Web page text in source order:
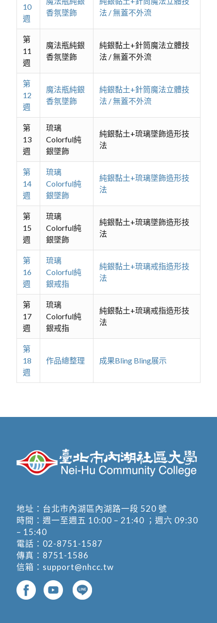
10
週
香氛墜飾
法 / 無蓋不外流
第
11
週
魔法瓶純銀
香氛墜飾
純銀黏土+針筒魔法立體技
法 / 無蓋不外流
第
12
週
魔法瓶純銀
香氛墜飾
純銀黏土+針筒魔法立體技
法 / 無蓋不外流
第
13
週
琉璃
Colorful純
銀墜飾
純銀黏土+琉璃墜飾造形技
法
第
14
週
琉璃
Colorful純
銀墜飾
純銀黏土+琉璃墜飾造形技
法
第
15
週
琉璃
Colorful純
銀墜飾
純銀黏土+琉璃墜飾造形技
法
第
16
週
琉璃
Colorful純
銀戒指
純銀黏土+琉璃戒指造形技
法
第
17
週
琉璃
Colorful純
銀戒指
純銀黏土+琉璃戒指造形技
法
第
18
週
作品總整理 成果Bling Bling展示
地址： 台北市內湖區內湖路一段 520 號
時間：週一至週五 10:00 – 21:40 ；週六 09:30
– 15:40
電話： 02-8751-1587
傳真：8751-1586
信箱： support@nhcc.tw